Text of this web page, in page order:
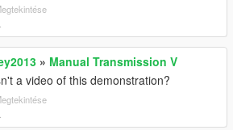
» Manual Transmission V
a video of this demonstration?